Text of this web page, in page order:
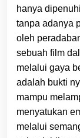
hanya
tanpa adanya
oleh
sebuah film
melalui gaya
adalah bukti
mampu
menyatukan
melalui